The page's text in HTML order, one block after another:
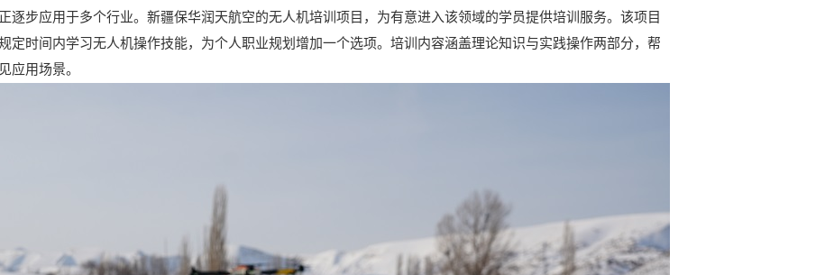
逐步应用于多个行业。新疆保华润天航空的无人机培训项目，为有意进入该领域的学员提供培训服务。该项目
定时间内学习无人机操作技能，为个人职业规划增加一个选项。培训内容涵盖理论知识与实践操作两部分，帮
应用场景。